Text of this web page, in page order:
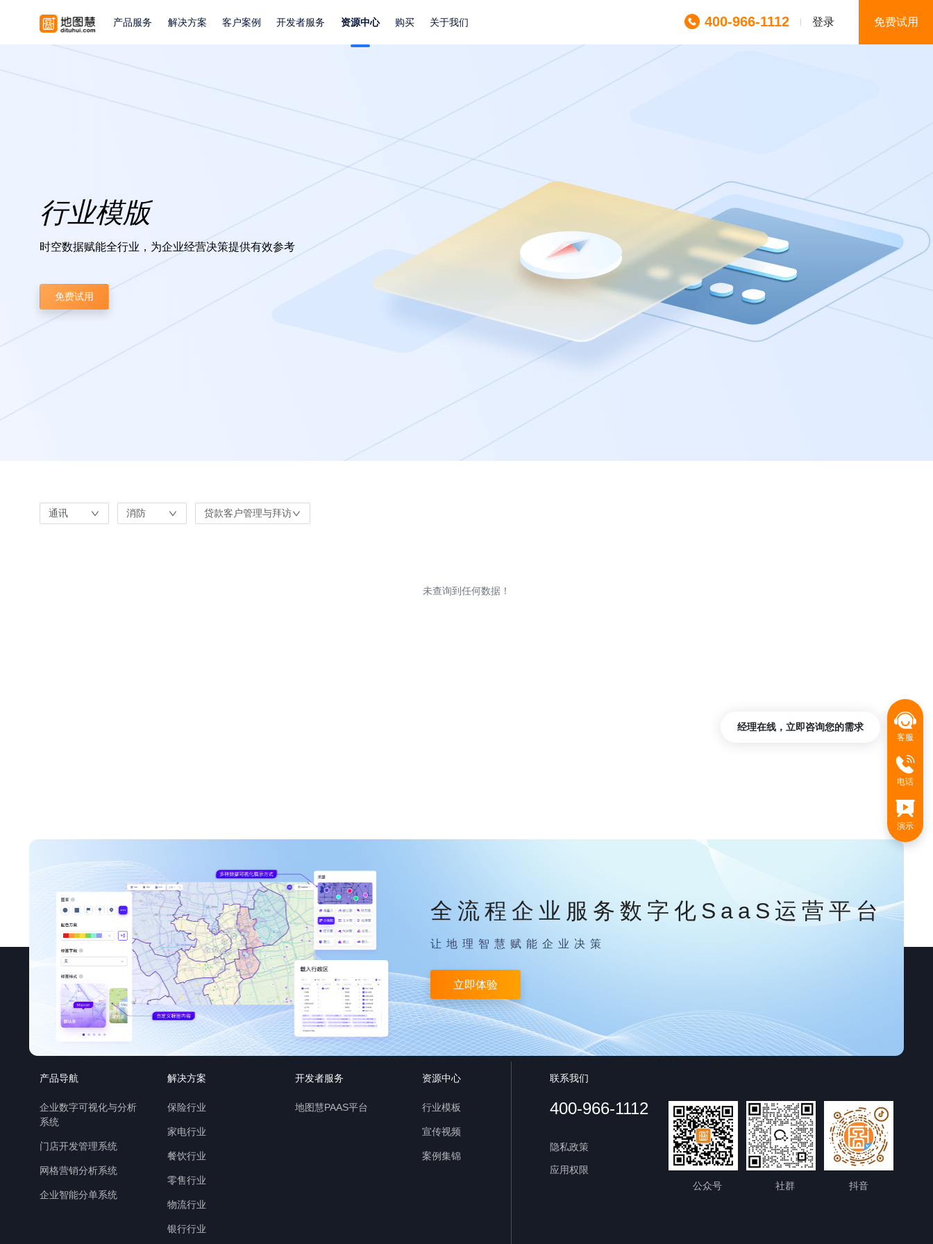
产品服务 解决方案 客户案例 开发者服务 资源中心 购买 关于我们 400-966-1112 登录 免费试用
行业模版
时空数据赋能全行业，为企业经营决策提供有效参考
免费试用
通讯 消防 贷款客户管理与拜访
未查询到任何数据！
全流程企业服务数字化SaaS运营平台
让地理智慧赋能企业决策
立即体验
产品导航
企业数字可视化与分析
系统
门店开发管理系统
网格营销分析系统
企业智能分单系统
解决方案
保险行业
家电行业
餐饮行业
零售行业
物流行业
银行行业
开发者服务
地图慧PAAS平台
资源中心
行业模板
宣传视频
案例集锦
联系我们
400-966-1112
隐私政策
应用权限
公众号
社群 抖音
客服
电话
演示
经理在线，立即咨询您的需求